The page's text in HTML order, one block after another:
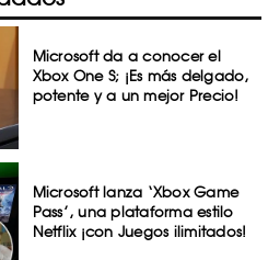
Microsoft da a conocer el
Xbox One S; ¡Es más delgado,
potente y a un mejor Precio!
Microsoft lanza ‘Xbox Game
Pass’, una plataforma estilo
Netflix ¡con Juegos ilimitados!